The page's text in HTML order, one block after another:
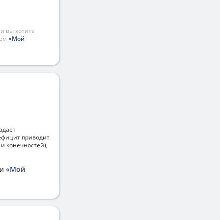
вы хотите
«Мой
приводит
конечностей),
«Мой